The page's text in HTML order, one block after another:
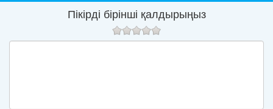
Пікірді бірінші қалдырыңыз